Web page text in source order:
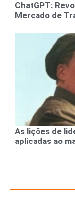
ChatGPT:
Mercado de
As lições de
aplicadas ao